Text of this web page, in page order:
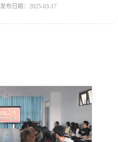
发布日期：2025-03-17